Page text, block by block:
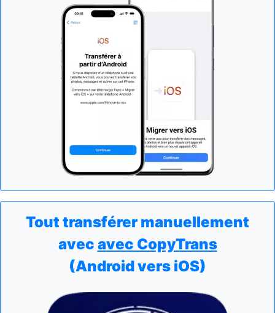
Tout transférer manuellement
avec avec CopyTrans
(Android vers iOS)